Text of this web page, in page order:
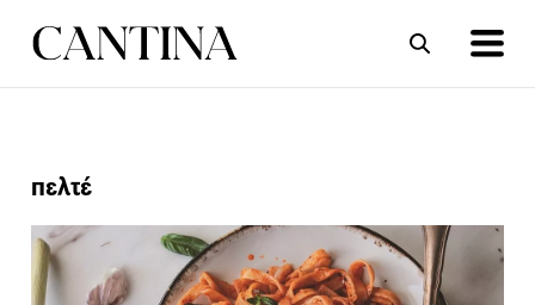
πελτέ